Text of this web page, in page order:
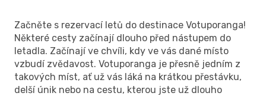
Začněte s rezervací letů do destinace Votuporanga!
Některé cesty začínají dlouho před nástupem do
letadla. Začínají ve chvíli, kdy ve vás dané místo
vzbudí zvědavost. Votuporanga je přesně jedním z
takových míst, ať už vás láká na krátkou přestávku,
delší únik nebo na cestu, kterou jste už dlouho